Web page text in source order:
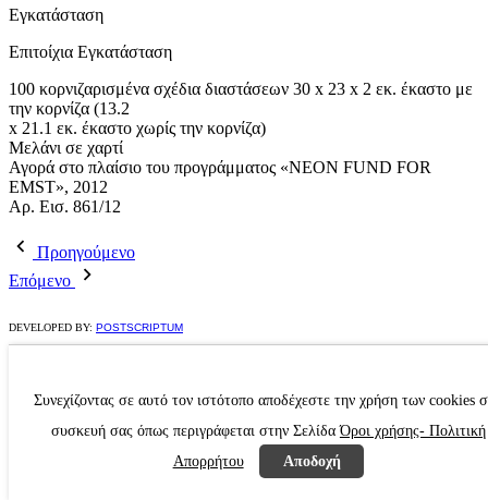
Εγκατάσταση
Επιτοίχια Εγκατάσταση
100 κορνιζαρισμένα σχέδια διαστάσεων 30 x 23 x 2 εκ. έκαστο με
την κορνίζα (13.2
x 21.1 εκ. έκαστο χωρίς την κορνίζα)
Μελάνι σε χαρτί
Αγορά στο πλαίσιο του προγράμματος «NEON FUND FOR
EMST», 2012
Αρ. Εισ. 861/12
Προηγούμενο
Επόμενο
DEVELOPED BY: POSTSCRIPTUM
Συνεχίζοντας σε αυτό τον ιστότοπο αποδέχεστε την χρήση των cookies
συσκευή σας όπως περιγράφεται στην ΣελίδαΌροι χρήσης- Πολιτική
Απορρήτου
Αποδοχή